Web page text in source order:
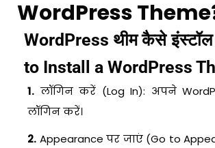
WordPress
WordPress थीम कैसे
to Install a WordPress
1. लॉगिन करें (Log In): अपने
लॉगिन करें।
2. Appearance पर जाएं (Go to